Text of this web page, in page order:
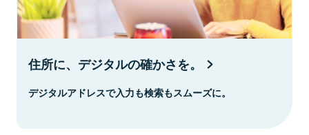
住所に、デジタルの確かさを。
デジタルアドレスで入力も検索もスムーズに。